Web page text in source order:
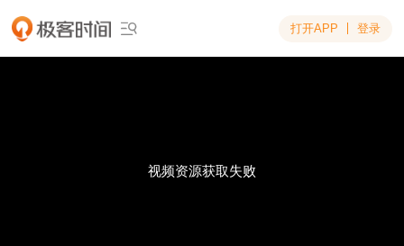
 打开APP 登录
视频资源获取失败